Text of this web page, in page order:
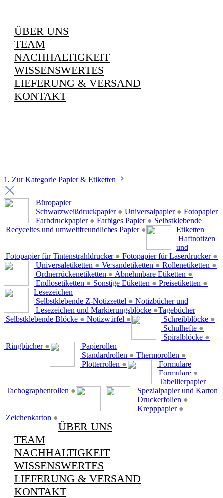
ÜBER UNS
TEAM
NACHHALTIGKEIT
WISSENSWERTES
LIEFERUNG & VERSAND
KONTAKT
1. Zur Kategorie Papier & Etiketten
Büropapier
Schwarzweißdruckpapier ● Universalpapier ●
Farbdruckpapier ● Farbiges Papier ●
Recyceltes und umweltfreundliches Papier ●
Fotopapier
Fotopapier für Tintenstrahldrucker ● Fotopapier für Laserdrucker ●
Selbstklebende
Etiketten
Universaletiketten ● Versandetiketten ● Rollenetiketten ●
Ordnerrückenetiketten ● Abnehmbare Etiketten ●
Endlosetiketten ● Sonstige Etiketten ● Preisetiketten ●
Haftnotizen
und
Lesezeichen
Selbstklebende Z-Notizzettel ●
Lesezeichen und Markierungsblöcke ●
Selbstklebende Blöcke ● Notizwürfel ●
Notizbücher und
Tagebücher
Schreibblöcke ●
Schulhefte ●
Spiralblöcke ●
Ringbücher ●
Papierollen
Standardrollen ● Thermorollen ●
Plotterrollen ●
Formulare
Formulare ●
Tachographenrollen ●
Tabellierpapier
Spezialpapier und Karton
Druckerfolien ●
Krepppapier ●
Zeichenkarton ●
ÜBER UNS
TEAM
NACHHALTIGKEIT
WISSENSWERTES
LIEFERUNG & VERSAND
KONTAKT